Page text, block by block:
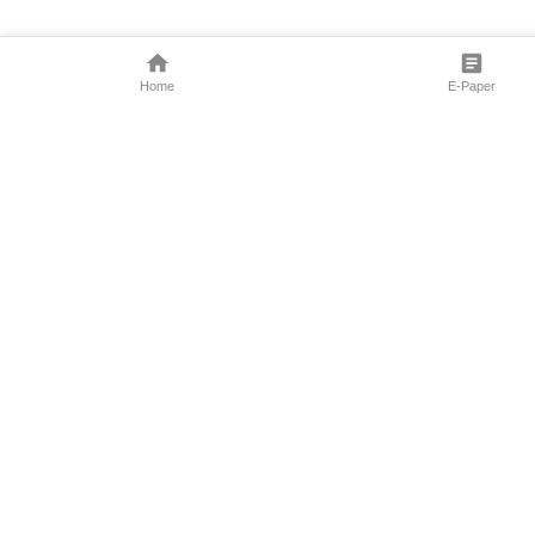
Home E-Paper